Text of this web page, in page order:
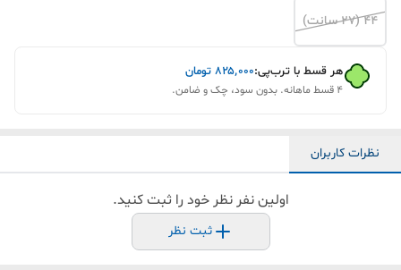
44 (27 سانت)
هر قسط با ترب‌پی:۸۲۵٬۰۰۰ تومان
۴ قسط ماهانه. بدون سود، چک و ضامن.
نظرات کاربران
اولین نفر نظر خود را ثبت کنید.
ثبت نظر